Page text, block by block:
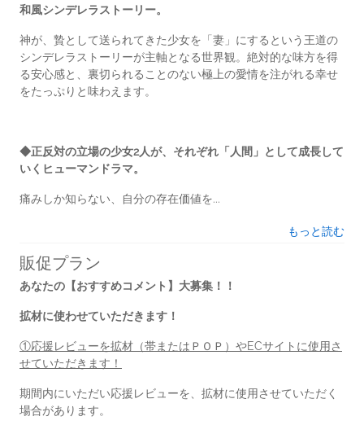
和風シンデレラストーリー。
神が、贄として送られてきた少女を「妻」にするという王道の
シンデレラストーリーが主軸となる世界観。絶対的な味方を得
る安心感と、裏切られることのない極上の愛情を注がれる幸せ
をたっぷりと味わえます。
◆正反対の立場の少女2人が、それぞれ「人間」として成長して
いくヒューマンドラマ。
痛みしか知らない、自分の存在価値を...
もっと読む
販促プラン
あなたの【おすすめコメント】大募集！！
拡材に使わせていただきます！
①応援レビューを拡材（帯またはＰＯＰ）やECサイトに使用さ
せていただきます！
期間内にいただい応援レビューを、拡材に使用させていただく
場合があります。